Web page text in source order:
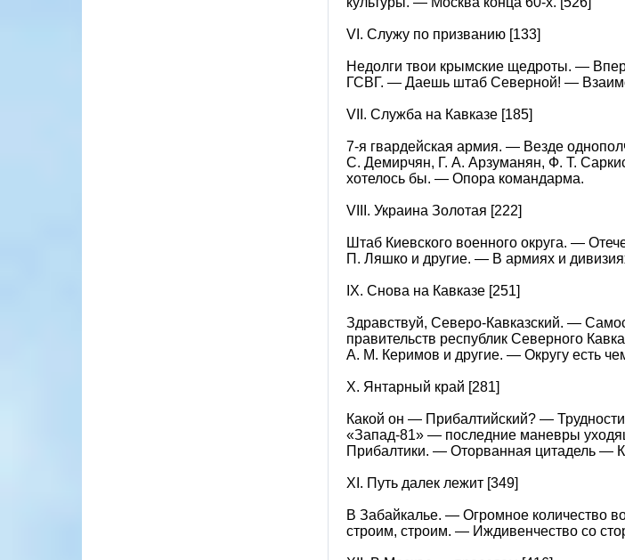
VI. Служу по призванию [133]
Недолги твои крымские щедроты. —
ГСВГ. — Даешь штаб Северной! —
VII. Служба на Кавказе [185]
7-я гвардейская армия. — Везде
С. Демирчян, Г. А. Арзуманян, Ф. Т.
хотелось бы. — Опора командарма.
VIII. Украина Золотая [222]
Штаб Киевского военного округа. —
П. Ляшко и другие. — В армиях и
IX. Снова на Кавказе [251]
Здравствуй, Северо-Кавказский. —
правительств республик Северного
А. М. Керимов и другие. — Округу есть
X. Янтарный край [281]
Какой он — Прибалтийский? —
«Запад-81» — последние маневры
Прибалтики. — Оторванная цитадель —
XI. Путь далек лежит [349]
В Забайкалье. — Огромное количество
строим, строим. — Иждивенчество со